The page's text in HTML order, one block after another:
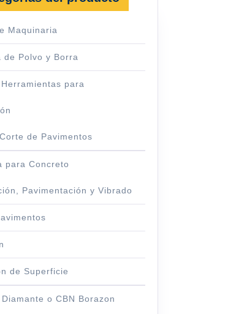
Maquinaria
de Polvo y Borra
para
de Pavimentos
para Concreto
Pavimentación y Vibrado
de Superficie
o CBN Borazon